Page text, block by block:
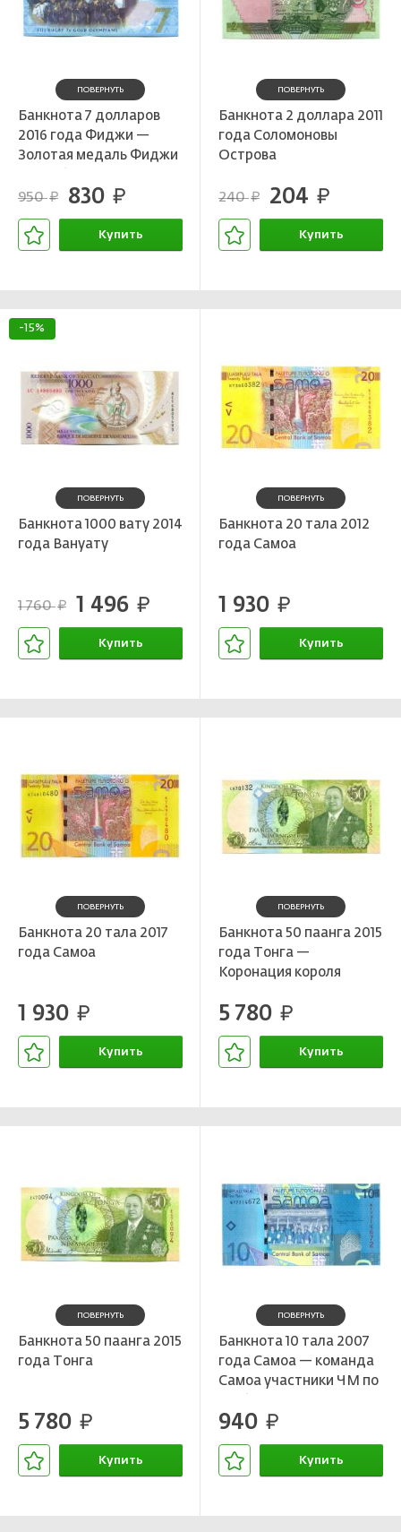
ПОВЕРНУТЬ
Банкнота 7 долларов
2016 года Фиджи —
Золотая медаль Фиджи
Олимпийских играх 2016
950руб. 830 руб.
Купить
ПОВЕРНУТЬ
Банкнота 2 доллара 2011
года Соломоновы
Острова
240руб. 204 руб.
Купить
-15%
ПОВЕРНУТЬ
Банкнота 1000 вату 2014
года Вануату
1 760руб. 1 496 руб.
Купить
ПОВЕРНУТЬ
Банкнота 20 тала 2012
года Самоа
1 930 руб.
Купить
ПОВЕРНУТЬ
Банкнота 20 тала 2017
года Самоа
1 930 руб.
Купить
ПОВЕРНУТЬ
Банкнота 50 паанга 2015
года Тонга —
Коронация короля
5 780 руб.
Купить
ПОВЕРНУТЬ
Банкнота 50 паанга 2015
года Тонга
5 780 руб.
Купить
ПОВЕРНУТЬ
Банкнота 10 тала 2007
года Самоа — команда
Самоа участники ЧМ по
940 руб.
Купить